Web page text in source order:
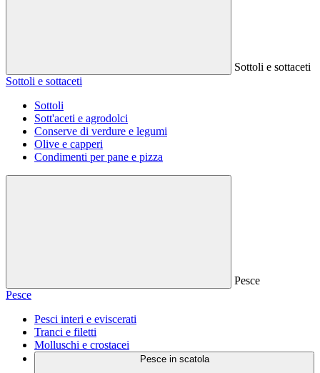
Sottoli e sottaceti
Sottoli e sottaceti
Sottoli
Sott'aceti e agrodolci
Conserve di verdure e legumi
Olive e capperi
Condimenti per pane e pizza
Pesce
Pesce
Pesci interi e eviscerati
Tranci e filetti
Molluschi e crostacei
Pesce in scatola